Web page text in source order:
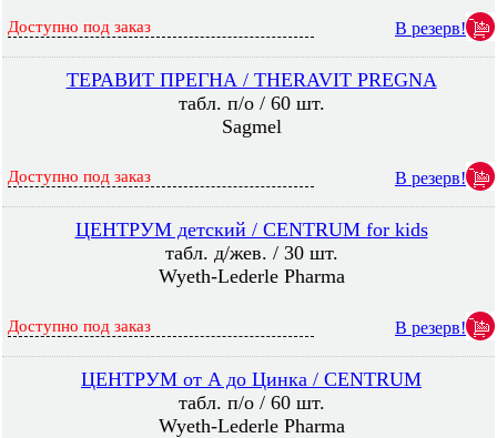
Доступно под заказ В резерв!
ТЕРАВИТ ПРЕГНА / THERAVIT PREGNA
табл. п/о / 60 шт.
Sagmel
Доступно под заказ В резерв!
ЦЕНТРУМ детский / CENTRUM for kids
табл. д/жев. / 30 шт.
Wyeth-Lederle Pharma
Доступно под заказ В резерв!
ЦЕНТРУМ от A до Цинка / CENTRUM
табл. п/о / 60 шт.
Wyeth-Lederle Pharma